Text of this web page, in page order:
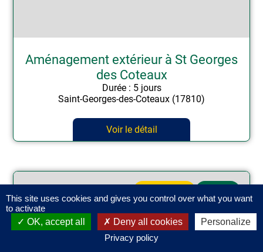
NOUS CONTACTER
Devis gratuit
NOUS APPELER
06 29 21 49 74
Aménagement extérieur à St Georges
des Coteaux
Durée : 5 jours
Saint-Georges-des-Coteaux (17810)
Voir le détail
This site uses cookies and gives you control over what you want
to activate
OK, accept all
Deny all cookies
Personalize
Privacy policy